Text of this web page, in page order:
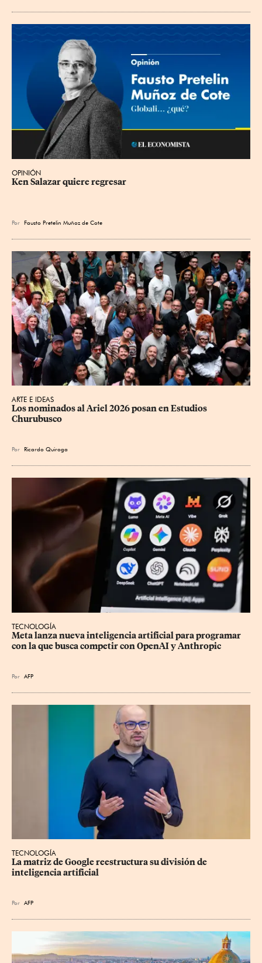
OPINIÓN
Ken Salazar quiere regresar
Por Fausto Pretelin Muñoz de Cote
ARTE E IDEAS
Los nominados al Ariel 2026 posan en Estudios
Churubusco
Por Ricardo Quiroga
TECNOLOGÍA
Meta lanza nueva inteligencia artificial para programar
con la que busca competir con OpenAI y Anthropic
Por AFP
TECNOLOGÍA
La matriz de Google reestructura su división de
inteligencia artificial
Por AFP